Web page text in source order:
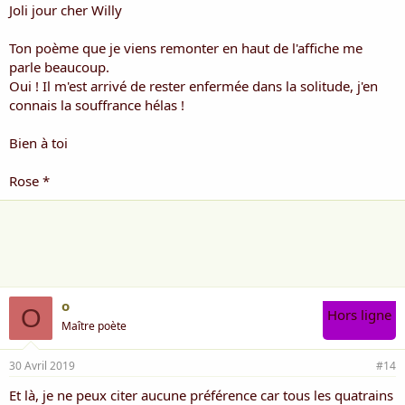
La solitude frappe quand je l’occulte
Aucune personne qui ne m’embrasse
Qui me poursuit jusque dans mon lit
Joli jour cher Willy
Ton poème que je viens remonter en haut de l'affiche me
parle beaucoup.
Oui ! Il m'est arrivé de rester enfermée dans la solitude, j'en
connais la souffrance hélas !
Bien à toi
Rose *
O o
Maître poète
Hors ligne
30 Avril 2019 #14
Et là, je ne peux citer aucune préférence car tous les quatrains